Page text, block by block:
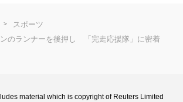
スポーツ
ンのランナーを後押し 「完走応援隊」に密着
material which is copyright of Reuters Limited